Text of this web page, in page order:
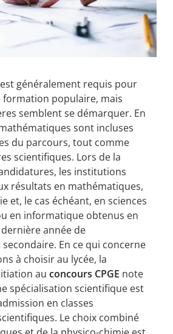
généralement requis pour
formation populaire, mais
semblent se démarquer. En
sont incluses
du parcours, tout comme
scientifiques. Lors de la
les institutions
résultats en mathématiques,
et, le cas échéant, en sciences
en informatique obtenus en
année de
secondaire. En ce qui concerne
à choisir au lycée, la
au concours CPGE note
spécialisation scientifique est
en classes
Le choix combiné